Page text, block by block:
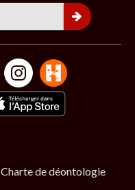
Charte de déontologie